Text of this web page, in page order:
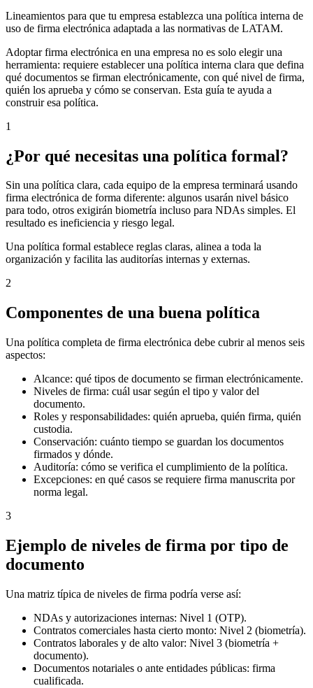
Lineamientos para que tu empresa establezca una política interna de
uso de firma electrónica adaptada a las normativas de LATAM.
Adoptar firma electrónica en una empresa no es solo elegir una
herramienta: requiere establecer una política interna clara que defina
qué documentos se firman electrónicamente, con qué nivel de firma,
quién los aprueba y cómo se conservan. Esta guía te ayuda a
construir esa política.
1
¿Por qué necesitas una política formal?
Sin una política clara, cada equipo de la empresa terminará usando
firma electrónica de forma diferente: algunos usarán nivel básico
para todo, otros exigirán biometría incluso para NDAs simples. El
resultado es ineficiencia y riesgo legal.
Una política formal establece reglas claras, alinea a toda la
organización y facilita las auditorías internas y externas.
2
Componentes de una buena política
Una política completa de firma electrónica debe cubrir al menos seis
aspectos:
Alcance: qué tipos de documento se firman electrónicamente.
Niveles de firma: cuál usar según el tipo y valor del
documento.
Roles y responsabilidades: quién aprueba, quién firma, quién
custodia.
Conservación: cuánto tiempo se guardan los documentos
firmados y dónde.
Auditoría: cómo se verifica el cumplimiento de la política.
Excepciones: en qué casos se requiere firma manuscrita por
norma legal.
3
Ejemplo de niveles de firma por tipo de
documento
Una matriz típica de niveles de firma podría verse así:
NDAs y autorizaciones internas: Nivel 1 (OTP).
Contratos comerciales hasta cierto monto: Nivel 2 (biometría).
Contratos laborales y de alto valor: Nivel 3 (biometría +
documento).
Documentos notariales o ante entidades públicas: firma
cualificada.